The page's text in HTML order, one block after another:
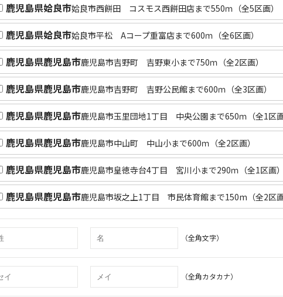
鹿児島県姶良市姶良市西餅田 コスモス西餅田店まで550ｍ（全5区画）
鹿児島県姶良市姶良市平松 Aコープ重富店まで600ｍ（全6区画）
鹿児島県鹿児島市鹿児島市吉野町 吉野東小まで750ｍ（全2区画）
鹿児島県鹿児島市鹿児島市吉野町 吉野公民館まで600ｍ（全3区画）
鹿児島県鹿児島市鹿児島市玉里団地1丁目 中央公園まで650ｍ（全1区
鹿児島県鹿児島市鹿児島市中山町 中山小まで600ｍ（全2区画）
鹿児島県鹿児島市鹿児島市皇徳寺台4丁目 宮川小まで290ｍ（全1区画
鹿児島県鹿児島市鹿児島市坂之上1丁目 市民体育館まで150m（全2区
（全角文字）
（全角カタカナ）